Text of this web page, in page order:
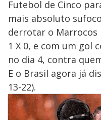
Futebol de Cinco
mais absoluto
derrotar o
1 X 0, e com um gol
no dia 4, contra
E o Brasil agora já
13-22).